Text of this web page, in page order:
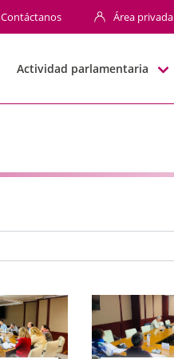
Contáctanos Área privada
Actividad parlamentaria